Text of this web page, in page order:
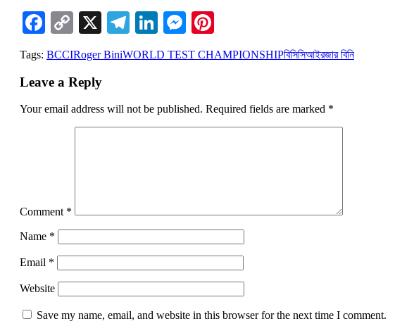
Facebook
Copy
Link
X Telegram
LinkedIn
Messenger
Tags: BCCIRoger BiniWORLD TEST CHAMPIONSHIPবিসিসিআইরজার বিনি
Leave a Reply
Your email address will not be published. Required fields are marked *
Comment *
Name *
Email *
Website
Save my name, email, and website in this browser for the next time I comment.